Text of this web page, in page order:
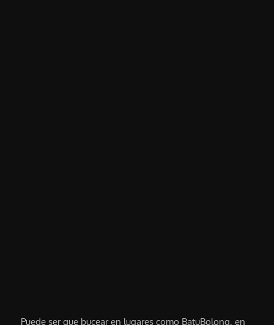
Puede ser que bucear en lugares como BatuBolong, en